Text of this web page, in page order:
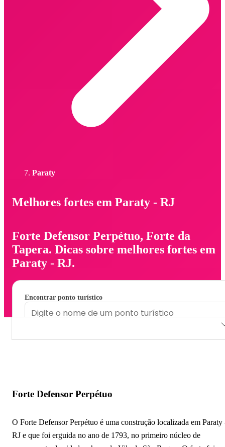
Paraty
Melhores fortes em Paraty - RJ
Forte Defensor Perpétuo, Forte da
Tapera. Dicas sobre melhores fortes em
Paraty - RJ.
Encontrar ponto turístico
Forte Defensor Perpétuo
O Forte Defensor Perpétuo é uma construção localizada em Paraty
RJ e que foi erguida no ano de 1793, no primeiro núcleo de